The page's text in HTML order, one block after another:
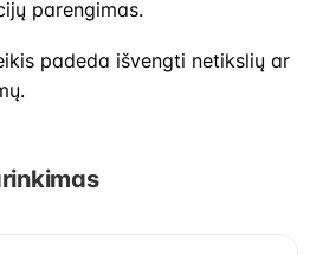
parengimas.
padeda išvengti netikslių ar